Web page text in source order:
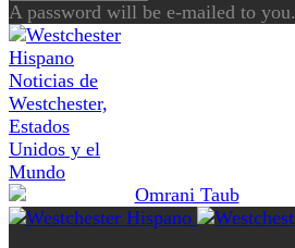
A password will be e-mailed to you.
Noticias de
Westchester,
Estados
Unidos y el
Mundo